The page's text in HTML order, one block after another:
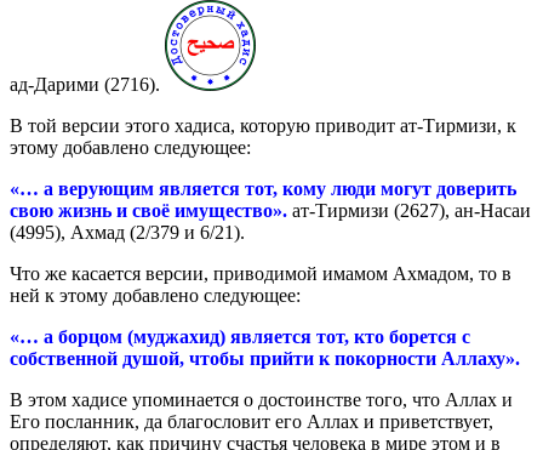
ад-Дарими (2716).
В той версии этого хадиса, которую приводит ат-Тирмизи, к
этому добавлено следующее:
«… а верующим является тот, кому люди могут доверить
свою жизнь и своё имущество». ат-Тирмизи (2627), ан-Насаи
(4995), Ахмад (2/379 и 6/21).
Что же касается версии, приводимой имамом Ахмадом, то в
ней к этому добавлено следующее:
«… а борцом (муджахид) является тот, кто борется с
собственной душой, чтобы прийти к покорности Аллаху».
В этом хадисе упоминается о достоинстве того, что Аллах и
Его посланник, да благословит его Аллах и приветствует,
определяют, как причину счастья человека в мире этом и в